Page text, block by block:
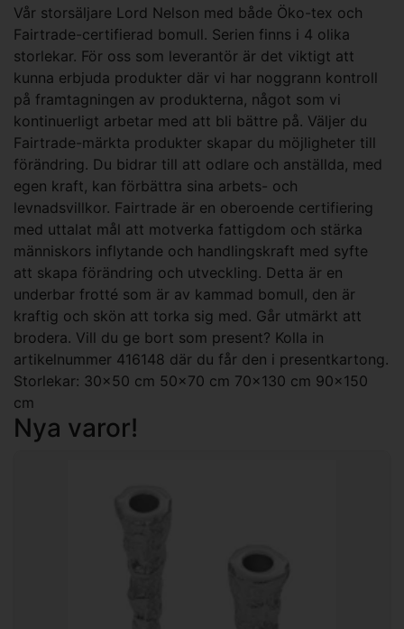
Vår storsäljare Lord Nelson med både Öko-tex och
Fairtrade-certifierad bomull. Serien finns i 4 olika
storlekar. För oss som leverantör är det viktigt att
kunna erbjuda produkter där vi har noggrann kontroll
på framtagningen av produkterna, något som vi
kontinuerligt arbetar med att bli bättre på. Väljer du
Fairtrade-märkta produkter skapar du möjligheter till
förändring. Du bidrar till att odlare och anställda, med
egen kraft, kan förbättra sina arbets- och
levnadsvillkor. Fairtrade är en oberoende certifiering
med uttalat mål att motverka fattigdom och stärka
människors inflytande och handlingskraft med syfte
att skapa förändring och utveckling. Detta är en
underbar frotté som är av kammad bomull, den är
kraftig och skön att torka sig med. Går utmärkt att
brodera. Vill du ge bort som present? Kolla in
artikelnummer 416148 där du får den i presentkartong.
Storlekar: 30x50 cm 50x70 cm 70x130 cm 90x150
cm
Nya varor!